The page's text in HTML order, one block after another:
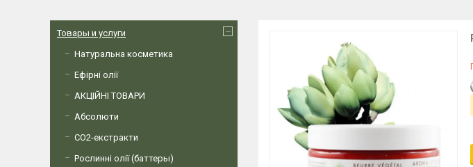
Товары и услуги
Натуральна косметика
Ефірні олії
АКЦІЙНІ ТОВАРИ
Абсолюти
СО2-екстракти
Рослинні олії (баттеры)